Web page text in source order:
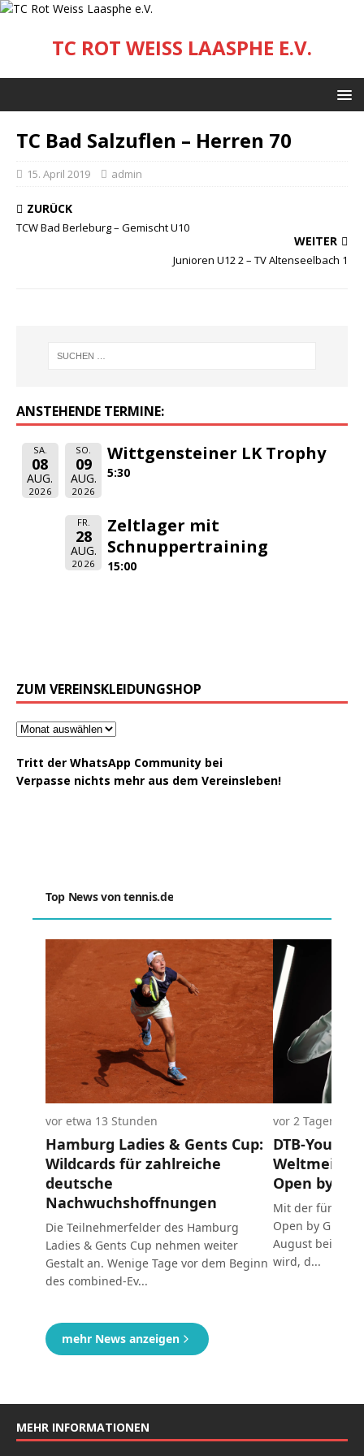
TC ROT WEISS LAASPHE E.V.
TC Bad Salzuflen – Herren 70
15. April 2019 admin
ZURÜCK
TCW Bad Berleburg – Gemischt U10
WEITER
Junioren U12 2 – TV Altenseelbach 1
ANSTEHENDE TERMINE:
SA.
08
AUG.
2026
SO.
09
AUG.
2026
Wittgensteiner LK Trophy
5:30
FR.
28
AUG.
2026
Zeltlager mit
Schnuppertraining
15:00
ZUM VEREINSKLEIDUNGSHOP
Tritt der WhatsApp Community bei
Verpasse nichts mehr aus dem Vereinsleben!
MEHR INFORMATIONEN